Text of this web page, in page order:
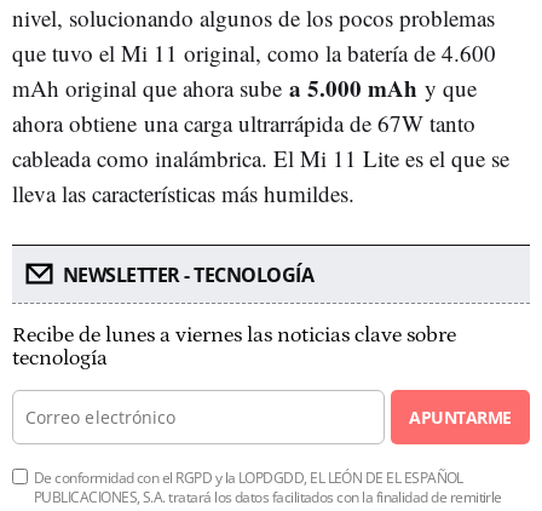
nivel, solucionando algunos de los pocos problemas
que tuvo el Mi 11 original, como la batería de 4.600
mAh original que ahora sube a 5.000 mAh y que
ahora obtiene una carga ultrarrápida de 67W tanto
cableada como inalámbrica. El Mi 11 Lite es el que se
lleva las características más humildes.
NEWSLETTER - TECNOLOGÍA
Recibe de lunes a viernes las noticias clave sobre
tecnología
APUNTARME
De conformidad con el RGPD y la LOPDGDD, EL LEÓN DE EL ESPAÑOL
PUBLICACIONES, S.A. tratará los datos facilitados con la finalidad de remitirle